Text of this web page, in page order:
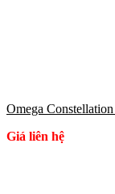
Omega
Giá liên hệ